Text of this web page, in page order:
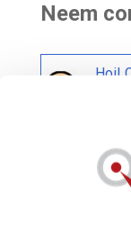
Neem
Hoi!
Social media :